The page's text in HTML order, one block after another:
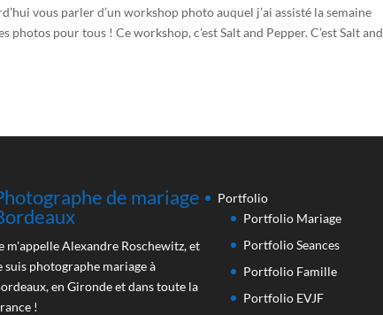
vous parler d’un workshop photo auquel j’ai assisté la semaine
photos pour tous ! Ce workshop, c’est Salt and Pepper. C’est Salt and
de mariage
m'appelle Alexandre Roschewitz, et
suis photographe mariage à
en Gironde et dans toute la
!
Portfolio
Portfolio Mariage
Portfolio Seances
Portfolio Famille
Portfolio EVJF